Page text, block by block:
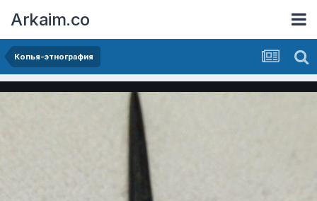
Arkaim.co
Копья-этнография